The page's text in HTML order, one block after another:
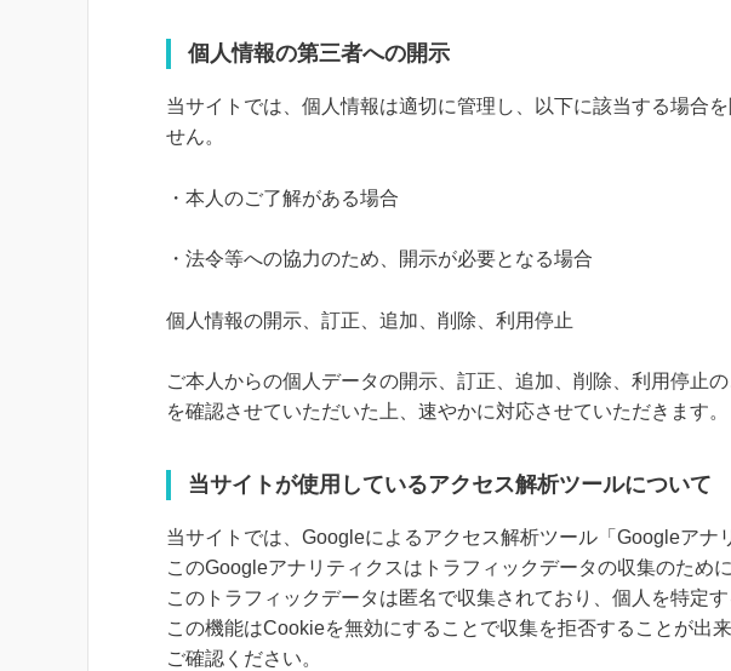
個人情報の第三者への開示
当サイトでは、個人情報は適切に管理し、以下に該当する場合
せん。
・本人のご了解がある場合
・法令等への協力のため、開示が必要となる場合
個人情報の開示、訂正、追加、削除、利用停止
ご本人からの個人データの開示、訂正、追加、削除、利用停止
を確認させていただいた上、速やかに対応させていただきます。
当サイトが使用しているアクセス解析ツールについて
当サイトでは、Googleによるアクセス解析ツール「Googleアナ
このGoogleアナリティクスはトラフィックデータの収集のため
このトラフィックデータは匿名で収集されており、個人を特定す
この機能はCookieを無効にすることで収集を拒否することが出
ご確認ください。